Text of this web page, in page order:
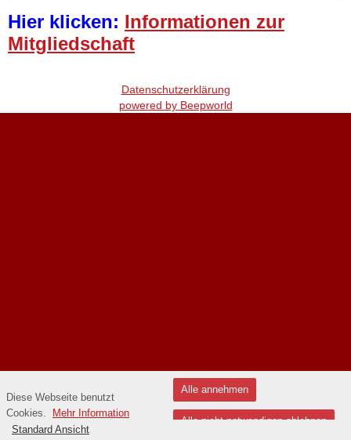
Hier klicken: Informationen zur
Mitgliedschaft
Datenschutzerklärung
powered by Beepworld
Standard Ansicht
Diese Webseite benutzt
Cookies.
Mehr Information
Alle annehmen
Alle nicht notwendigen ablehnen